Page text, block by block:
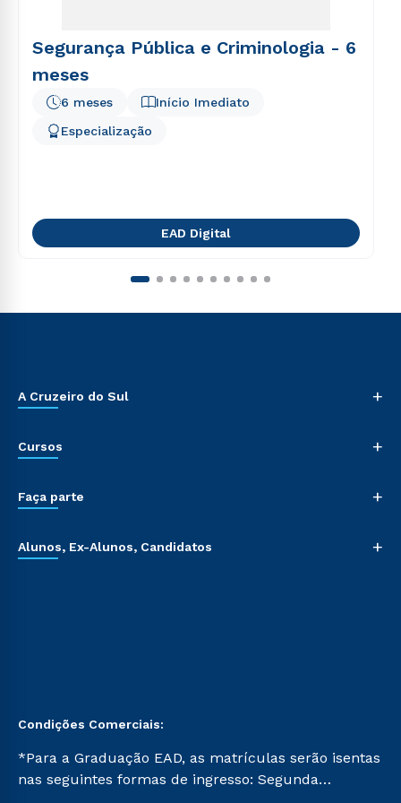
Segurança Pública e Criminologia - 6
meses
Início Imediato
6 meses
Especialização
EAD Digital
A Cruzeiro do Sul +
Cursos +
Faça parte +
Alunos, Ex-Alunos, Candidatos +
Condições Comerciais:
*Para a Graduação EAD, as matrículas serão isentas
nas seguintes formas de ingresso: Segunda